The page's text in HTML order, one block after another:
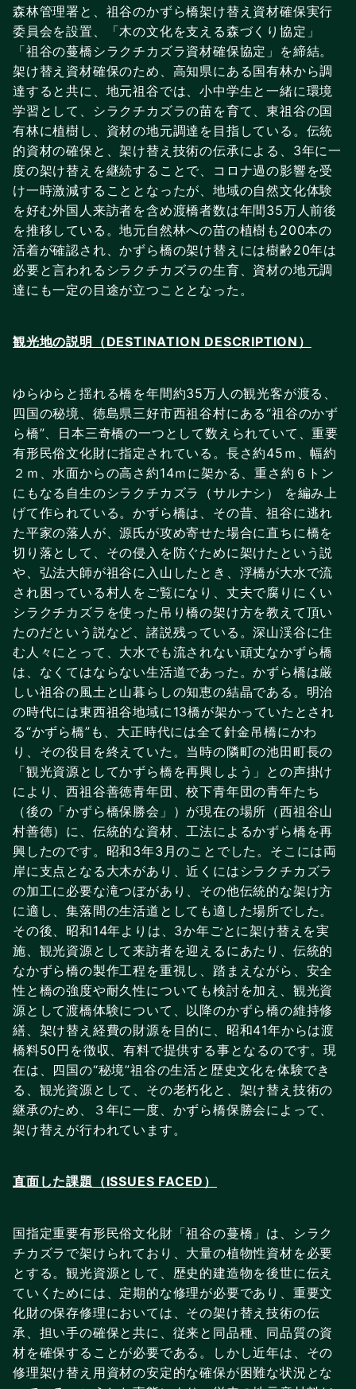
森林管理署と、祖谷のかずら橋架け替え資材確保実行
委員会を設置、「木の文化を支える森づくり協定」
「祖谷の蔓橋シラクチカズラ資材確保協定」を締結。
架け替え資材確保のため、高知県にある国有林から調
達すると共に、地元祖谷では、小中学生と一緒に環境
学習として、シラクチカズラの苗を育て、東祖谷の国
有林に植樹し、資材の地元調達を目指している。伝統
的資材の確保と、架け替え技術の伝承による、3年に一
度の架け替えを継続することで、コロナ過の影響を受
け一時激減することとなったが、地域の自然文化体験
を好む外国人来訪者を含め渡橋者数は年間35万人前後
を推移している。地元自然林への苗の植樹も200本の
活着が確認され、かずら橋の架け替えには樹齢20年は
必要と言われるシラクチカズラの生育、資材の地元調
達にも一定の目途が立つこととなった。
観光地の説明（DESTINATION DESCRIPTION）
ゆらゆらと揺れる橋を年間約35万人の観光客が渡る、
四国の秘境、徳島県三好市西祖谷村にある“祖谷のかず
ら橋”、日本三奇橋の一つとして数えられていて、重要
有形民俗文化財に指定されている。長さ約45ｍ、幅約
２ｍ、水面からの高さ約14ｍに架かる、重さ約６トン
にもなる自生のシラクチカズラ（サルナシ） を編み上
げて作られている。かずら橋は、その昔、祖谷に逃れ
た平家の落人が、源氏が攻め寄せた場合に直ちに橋を
切り落として、その侵入を防ぐために架けたという説
や、弘法大師が祖谷に入山したとき、浮橋が大水で流
され困っている村人をご覧になり、丈夫で腐りにくい
シラクチカズラを使った吊り橋の架け方を教えて頂い
たのだという説など、諸説残っている。深山渓谷に住
む人々にとって、大水でも流されない頑丈なかずら橋
は、なくてはならない生活道であった。かずら橋は厳
しい祖谷の風土と山暮らしの知恵の結晶である。明治
の時代には東西祖谷地域に13橋が架かっていたとされ
る“かずら橋”も、大正時代には全て針金吊橋にかわ
り、その役目を終えていた。当時の隣町の池田町長の
「観光資源としてかずら橋を再興しよう」との声掛け
により、西祖谷善徳青年団、校下青年団の青年たち
（後の「かずら橋保勝会」）が現在の場所（西祖谷山
村善徳）に、伝統的な資材、工法によるかずら橋を再
興したのです。昭和3年3月のことでした。そこには両
岸に支点となる大木があり、近くにはシラクチカズラ
の加工に必要な滝つぼがあり、その他伝統的な架け方
に適し、集落間の生活道としても適した場所でした。
その後、昭和14年よりは、3か年ごとに架け替えを実
施、観光資源として来訪者を迎えるにあたり、伝統的
なかずら橋の製作工程を重視し、踏まえながら、安全
性と橋の強度や耐久性についても検討を加え、観光資
源として渡橋体験について、以降のかずら橋の維持修
繕、架け替え経費の財源を目的に、昭和41年からは渡
橋料50円を徴収、有料で提供する事となるのです。現
在は、四国の“秘境”祖谷の生活と歴史文化を体験でき
る、観光資源として、その老朽化と、架け替え技術の
継承のため、３年に一度、かずら橋保勝会によって、
架け替えが行われています。
直面した課題（ISSUES FACED）
国指定重要有形民俗文化財「祖谷の蔓橋」は、シラク
チカズラで架けられており、大量の植物性資材を必要
とする。観光資源として、歴史的建造物を後世に伝え
ていくためには、定期的な修理が必要であり、重要文
化財の保存修理においては、その架け替え技術の伝
承、担い手の確保と共に、従来と同品種、同品質の資
材を確保することが必要である。しかし近年は、その
修理架け替え用資材の安定的な確保が困難な状況とな